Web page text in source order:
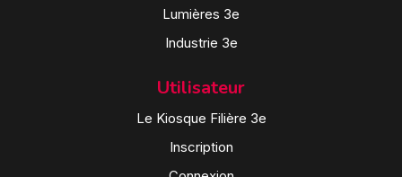
Lumières 3e
Industrie 3e
Utilisateur
Le Kiosque Filière 3e
Inscription